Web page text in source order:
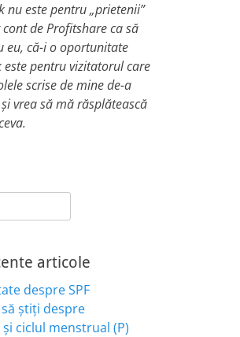
nu este pentru „prietenii”
de Profitshare ca să
eu, că-i o oportunitate
este pentru vizitatorul care
scrise de mine de-a
vrea să mă răsplătească
articole
despre SPF
știți despre
ciclul menstrual (P)